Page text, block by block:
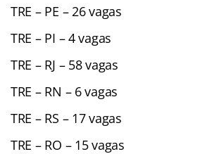
TRE – PE – 26 vagas
TRE – PI – 4 vagas
TRE – RJ – 58 vagas
TRE – RN – 6 vagas
TRE – RS – 17 vagas
TRE – RO – 15 vagas